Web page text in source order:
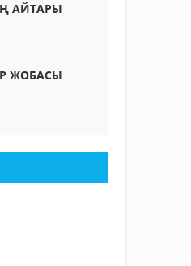
АЙТАРЫ
ЖОБАСЫ